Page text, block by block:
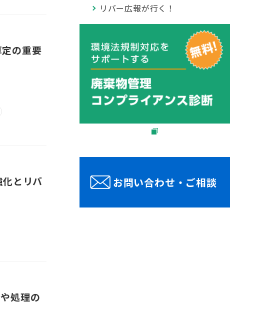
の重要
とリバ
処理の
リバー広報が行く！
お問い合わせ・ご相談